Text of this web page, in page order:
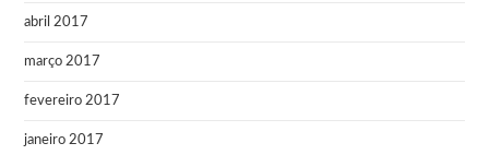
abril 2017
março 2017
fevereiro 2017
janeiro 2017